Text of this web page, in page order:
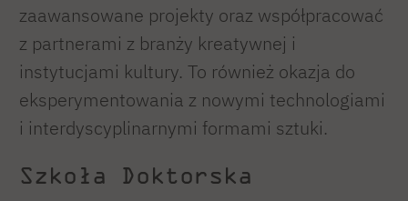
zaawansowane projekty oraz współpracować
z partnerami z branży kreatywnej i
instytucjami kultury. To również okazja do
eksperymentowania z nowymi technologiami
i interdyscyplinarnymi formami sztuki.
Szkoła Doktorska